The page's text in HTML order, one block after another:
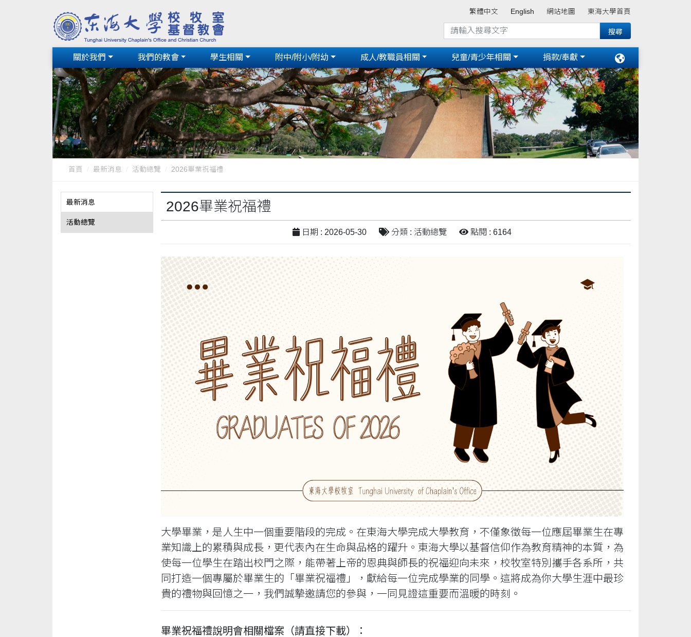
繁體中文 English 網站地圖 東海大學首頁
關於我們 我們的教會 學生相關 附中/附小/附幼 成人/教職員相關 兒童/青少年相關 捐款/奉獻
首頁 最新消息 活動總覽 2026畢業祝福禮
最新消息
活動總覽
2026畢業祝福禮
日期 : 2026-05-30 分類 : 活動總覽 點閱 : 6164
大學畢業，是人生中一個重要階段的完成。在東海大學完成大學教育，不僅象徵每一位應屆畢業生在專
業知識上的累積與成長，更代表內在生命與品格的躍升。東海大學以基督信仰作為教育精神的本質，為
使每一位學生在踏出校門之際，能帶著上帝的恩典與師長的祝福迎向未來，校牧室特別攜手各系所，共
同打造一個專屬於畢業生的「畢業祝福禮」，獻給每一位完成學業的同學。這將成為你大學生涯中最珍
貴的禮物與回憶之一，我們誠摯邀請您的參與，一同見證這重要而溫暖的時刻。
畢業祝福禮說明會相關檔案（請直接下載）：